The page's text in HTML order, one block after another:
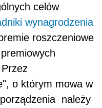
celów
wynagrodzenia
roszczeniowe
o którym mowa w
należy